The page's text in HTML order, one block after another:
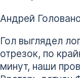
Андрей
Гол выглядел
отрезок, по
минут, наши